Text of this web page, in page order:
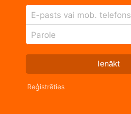
E-pasts vai mob. telefons
Parole
Ienākt
Reģistrēties